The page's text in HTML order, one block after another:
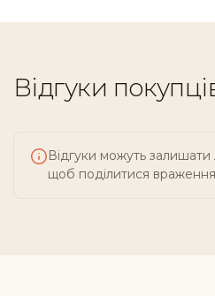
Відгуки
Відгуки можуть залишати
щоб поділитися